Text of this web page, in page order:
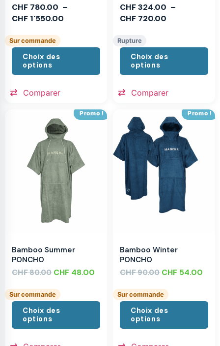
CHF 780.00 –
CHF 1'550.00
Sur commande
Choix des
options
Comparer
CHF324.00 –
CHF 720.00
Rupture
Choix des
options
Comparer
Promo !
Bamboo Summer
PONCHO
CHF80.00 CHF 48.00
Sur commande
Choix des
options
Promo !
Bamboo Winter
PONCHO
CHF90.00 CHF 54.00
Sur commande
Choix des
options